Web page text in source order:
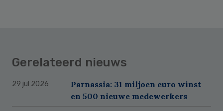
Gerelateerd nieuws
29 jul 2026
Parnassia: 31 miljoen euro winst
en 500 nieuwe medewerkers